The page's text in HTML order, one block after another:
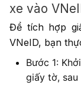
xe vào
Để tích hợp
VNeID, bạn
Bước 1:
giấy tờ,